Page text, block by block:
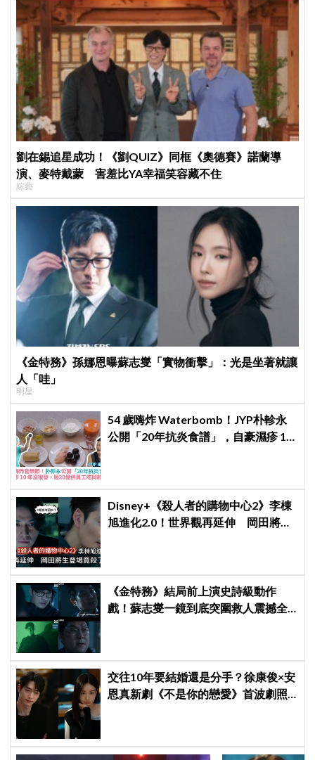
劉在錫追星成功！《劉QUIZ》同框《奧德賽》諾蘭導
演、麥特戴蒙 害羞比YA幸福笑容藏不住
綜藝
《金特務》孫娜恩曝蘇志燮「實物衝擊」：光是坐著就讓
人「哇」
明星
54 歲嗨炸 Waterbomb！JYP朴軫永
公開「20年抗炎食譜」，自豪濕疹 10
Disney+《殺人者的購物中心2》李棟
旭進化2.0！世界觀再延伸 岡田將生
《金特務》結局前上演史詩級動作
戲！蘇志燮一鏡到底突圍救人震撼全
交往10年要結婚還是分手？徐康俊×安
恩真新劇《不是你的戀愛》首波劇照